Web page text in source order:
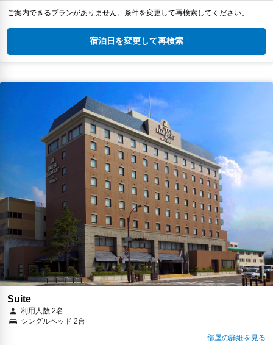
ご案内できるプランがありません。条件を変更して再検索してください。
宿泊日を変更して再検索
Suite
利用人数 2名
シングルベッド 2台
部屋の詳細を見る